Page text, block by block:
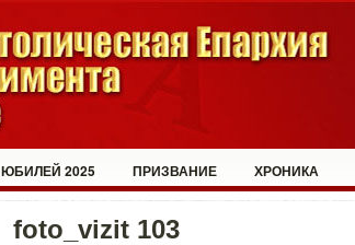
ЮБИЛЕЙ 2025 ПРИЗВАНИЕ ХРОНИКА
foto_vizit 103